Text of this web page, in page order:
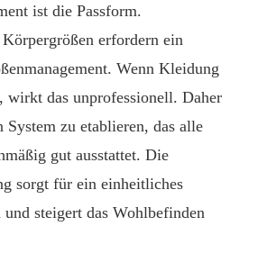
ist die Passform.
erfordern ein
Wenn Kleidung
das unprofessionell. Daher
zu etablieren, das alle
gut ausstattet. Die
sorgt für ein einheitliches
steigert das Wohlbefinden